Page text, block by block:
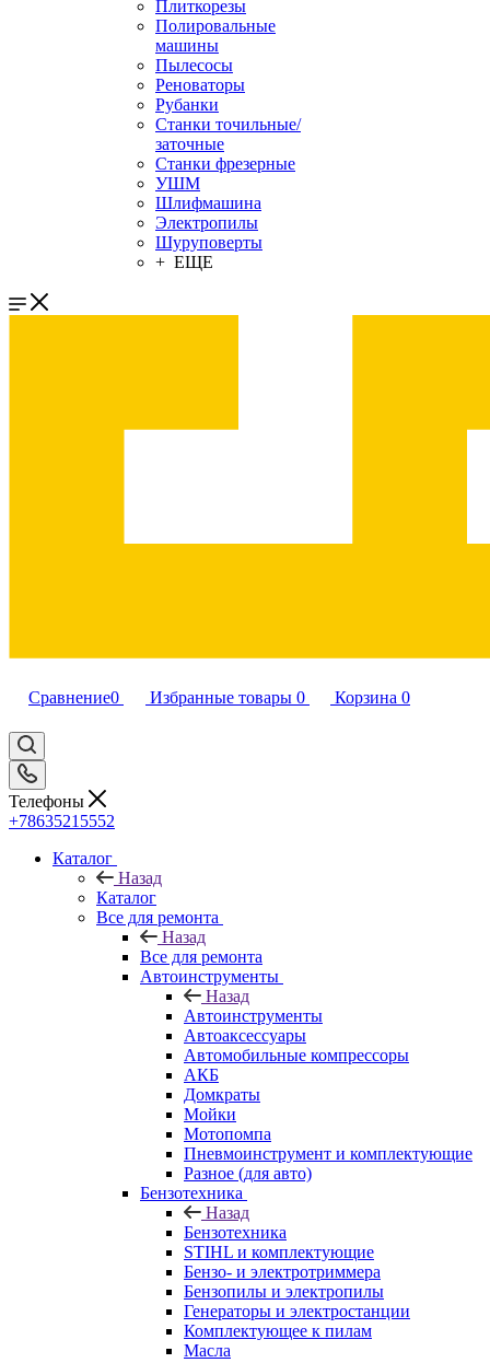
Плиткорезы
Полировальные
машины
Пылесосы
Реноваторы
Рубанки
Станки точильные/
заточные
Станки фрезерные
УШМ
Шлифмашина
Электропилы
Шуруповерты
+ ЕЩЕ
Сравнение0 Избранные товары 0 Корзина 0
Телефоны
+78635215552
Каталог
Назад
Каталог
Все для ремонта
Назад
Все для ремонта
Автоинструменты
Назад
Автоинструменты
Автоаксессуары
Автомобильные компрессоры
АКБ
Домкраты
Мойки
Мотопомпа
Пневмоинструмент и комплектующие
Разное (для авто)
Бензотехника
Назад
Бензотехника
STIHL и комплектующие
Бензо- и электротриммера
Бензопилы и электропилы
Генераторы и электростанции
Комплектующее к пилам
Масла